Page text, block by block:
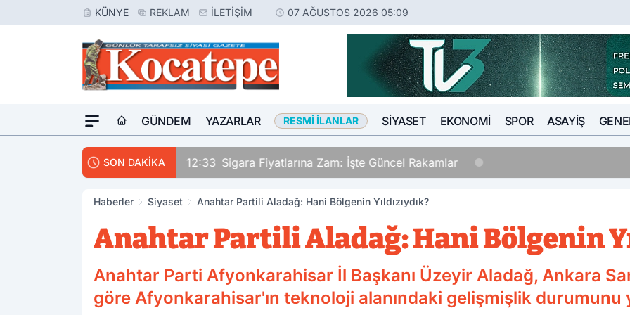
KÜNYE REKLAM İLETIŞIM 07 AĞUSTOS 2026 05:09
GÜNDEM YAZARLAR RESMI İLANLAR SIYASET EKONOMI SPOR ASAYIŞ
SON DAKİKA 12:33 Sigara Fiyatlarına Zam: İşte Güncel Rakamlar
Haberler Siyaset Anahtar Partili Aladağ: Hani Bölgenin Yıldızıydık?
Anahtar Partili Aladağ: Hani Bölgenin
Anahtar Parti Afyonkarahisar İl Başkanı Üzeyir Aladağ, Ankara
göre Afyonkarahisar'ın teknoloji alanındaki gelişmişlik durumunu